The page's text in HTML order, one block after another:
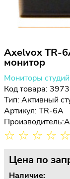
Axelvox TR-
монитор
Мониторы
Код товара:
Тип: Активный
Артикул: TR-6A
Производитель:
☆ ☆ ☆ ☆ ☆
Цена по
Наличие: